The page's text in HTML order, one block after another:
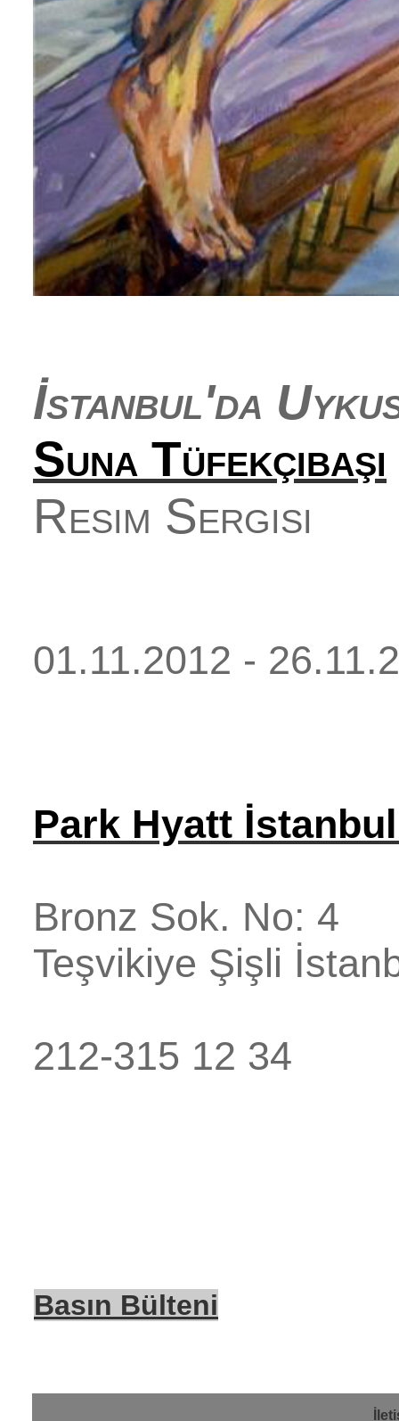
İstanbul'da
Suna Tüfekçibaşı
Resim Sergisi
01.11.2012 -
Park Hyatt
Bronz Sok. No: 4
Teşvikiye Şişli
212-315 12 34
Basın Bülteni